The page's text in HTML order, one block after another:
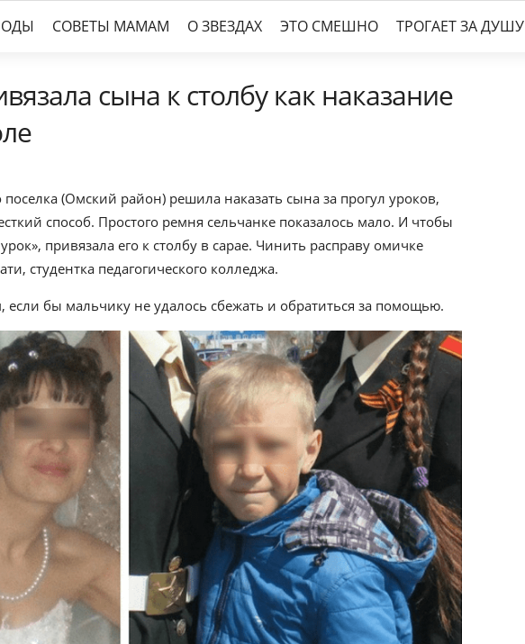
СОВЕТЫ МАМАМ О ЗВЕЗДАХ ЭТО СМЕШНО ТРОГАЕТ ЗА ДУШУ
сына к столбу как наказание
(Омский район) решила наказать сына за прогул уроков,
способ. Простого ремня сельчанке показалось мало. И чтобы
привязала его к столбу в сарае. Чинить расправу омичке
студентка педагогического колледжа.
если бы мальчику не удалось сбежать и обратиться за помощью.